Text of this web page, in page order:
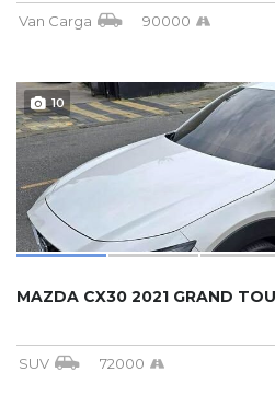
Van Carga 90000
10
MAZDA CX30 2021 GRAND
SUV 72000